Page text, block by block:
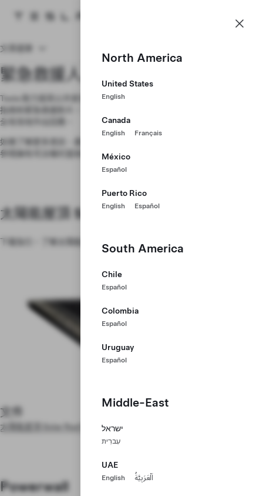
Tesla 主頁
North America
United States
English
Canada
English Français
México
Español
Puerto Rico
English Español
South America
Chile
Español
Colombia
Español
Uruguay
Español
Middle-East
ישראל
עִברִית
UAE
English اَلْعَرَبِيَّةُ
緊急救援人員的能源產品資訊
Tesla 致力提高公共安全，以及公眾對我們充電及能源產品的認識。查閱
指南和緊急救援影片，了解如何在涉及 Tesla 充電及能源產品的情況下安
全有效地作出回應。
如需了解更多資訊、產品在特定司法管轄區的合規認證和詳細資訊，請
參閱擁有司法權的當局使用的能源產品安全資訊
太陽能屋頂 Solar Roof
下載指引，了解太陽能屋頂 Solar Roof 的緊急應變措施及處理方法。
文件
太陽能屋頂 Solar Roof 緊急應對指南
Powerwall
文章選單